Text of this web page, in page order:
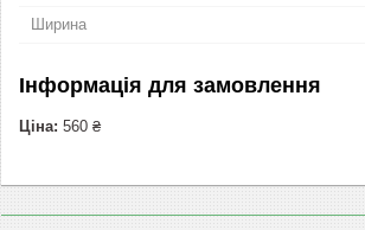
Ширина
Інформація для замовлення
Ціна: 560 ₴